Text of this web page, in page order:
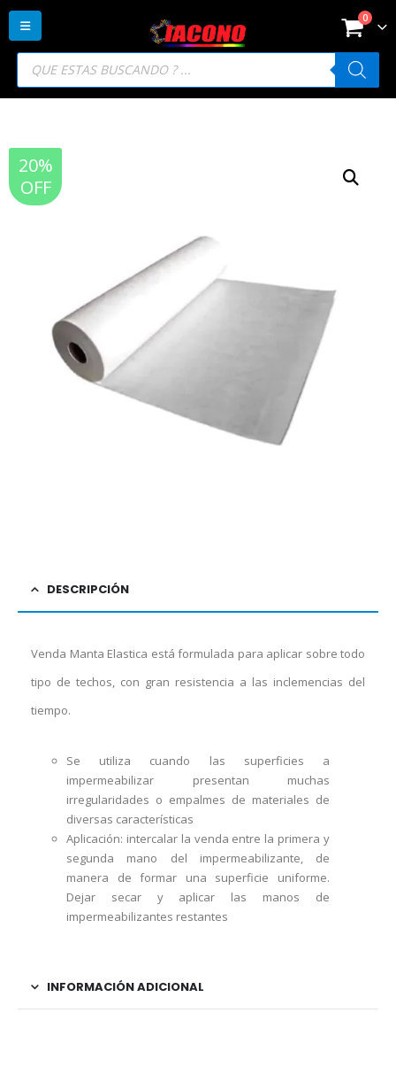
Búsqueda
productos
0
20%
OFF
DESCRIPCIÓN
Venda Manta Elastica está formulada para aplicar sobre todo
tipo de techos, con gran resistencia a las inclemencias del
tiempo.
Se utiliza cuando las superficies a
impermeabilizar presentan muchas
irregularidades o empalmes de materiales de
diversas características
Aplicación: intercalar la venda entre la primera y
segunda mano del impermeabilizante, de
manera de formar una superficie uniforme.
Dejar secar y aplicar las manos de
impermeabilizantes restantes
INFORMACIÓN ADICIONAL